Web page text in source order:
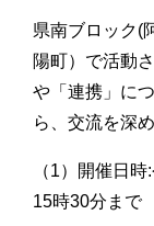
県南ブロック(
陽町）で活動
や「連携」に
ら、交流を深
（1）開催日
15時30分まで